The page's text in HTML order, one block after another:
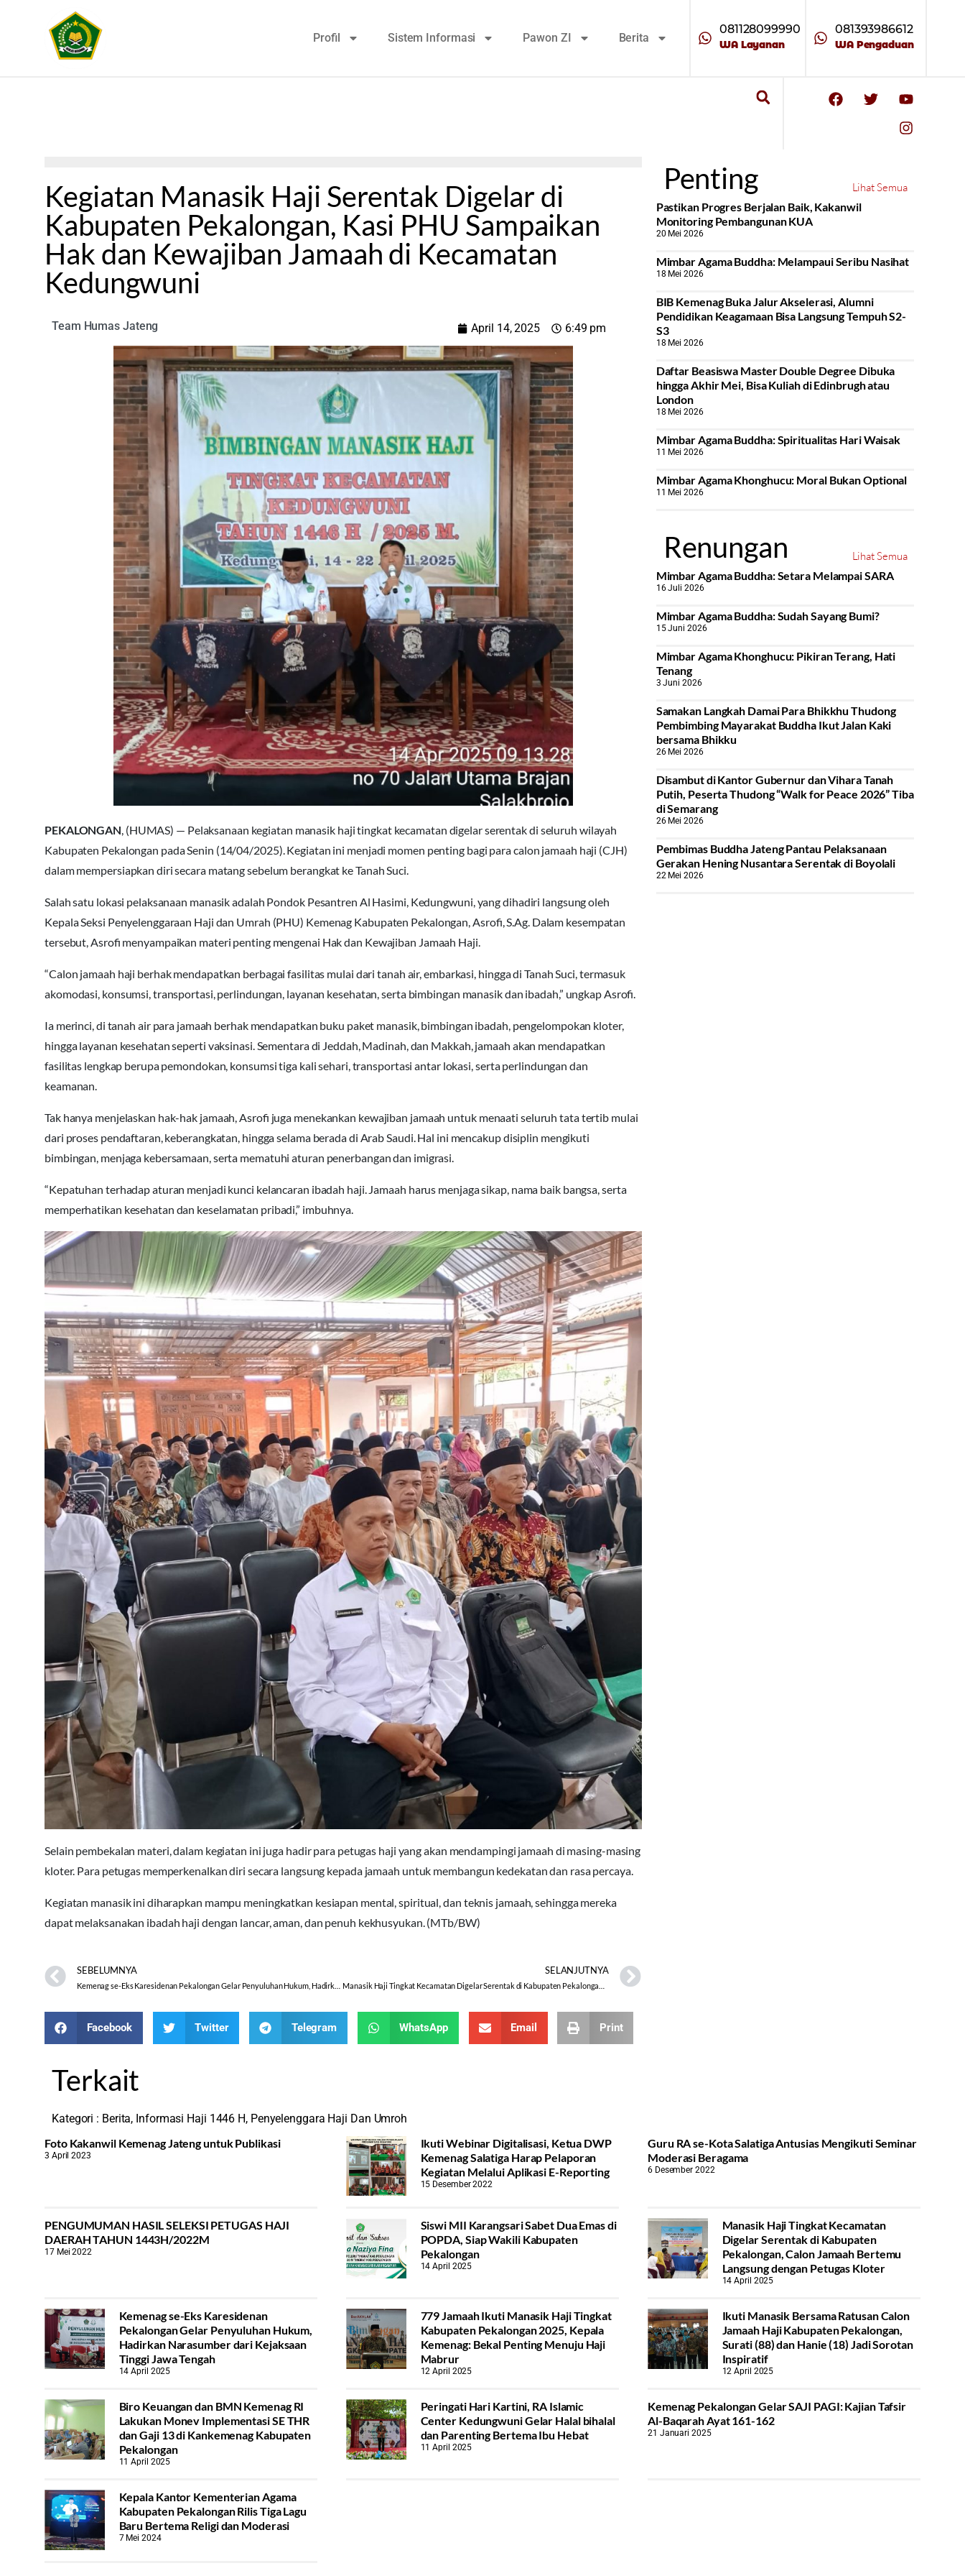
Profil Sistem Informasi Pawon ZI Berita
081128099990
WA Layanan
081393986612
WA Pengaduan
Kegiatan Manasik Haji Serentak Digelar di
Kabupaten Pekalongan, Kasi PHU Sampaikan
Hak dan Kewajiban Jamaah di Kecamatan
Kedungwuni
Team Humas Jateng April 14, 2025 6:49 pm
PEKALONGAN, (HUMAS) — Pelaksanaan kegiatan manasik haji tingkat kecamatan digelar serentak di seluruh wilayah
Kabupaten Pekalongan pada Senin (14/04/2025). Kegiatan ini menjadi momen penting bagi para calon jamaah haji (CJH)
dalam mempersiapkan diri secara matang sebelum berangkat ke Tanah Suci.
Salah satu lokasi pelaksanaan manasik adalah Pondok Pesantren Al Hasimi, Kedungwuni, yang dihadiri langsung oleh
Kepala Seksi Penyelenggaraan Haji dan Umrah (PHU) Kemenag Kabupaten Pekalongan, Asrofi, S.Ag. Dalam kesempatan
tersebut, Asrofi menyampaikan materi penting mengenai Hak dan Kewajiban Jamaah Haji.
“Calon jamaah haji berhak mendapatkan berbagai fasilitas mulai dari tanah air, embarkasi, hingga di Tanah Suci, termasuk
akomodasi, konsumsi, transportasi, perlindungan, layanan kesehatan, serta bimbingan manasik dan ibadah,” ungkap Asrofi.
Ia merinci, di tanah air para jamaah berhak mendapatkan buku paket manasik, bimbingan ibadah, pengelompokan kloter,
hingga layanan kesehatan seperti vaksinasi. Sementara di Jeddah, Madinah, dan Makkah, jamaah akan mendapatkan
fasilitas lengkap berupa pemondokan, konsumsi tiga kali sehari, transportasi antar lokasi, serta perlindungan dan
keamanan.
Tak hanya menjelaskan hak-hak jamaah, Asrofi juga menekankan kewajiban jamaah untuk menaati seluruh tata tertib mulai
dari proses pendaftaran, keberangkatan, hingga selama berada di Arab Saudi. Hal ini mencakup disiplin mengikuti
bimbingan, menjaga kebersamaan, serta mematuhi aturan penerbangan dan imigrasi.
“Kepatuhan terhadap aturan menjadi kunci kelancaran ibadah haji. Jamaah harus menjaga sikap, nama baik bangsa, serta
memperhatikan kesehatan dan keselamatan pribadi,” imbuhnya.
Selain pembekalan materi, dalam kegiatan ini juga hadir para petugas haji yang akan mendampingi jamaah di masing-masing
kloter. Para petugas memperkenalkan diri secara langsung kepada jamaah untuk membangun kedekatan dan rasa percaya.
Kegiatan manasik ini diharapkan mampu meningkatkan kesiapan mental, spiritual, dan teknis jamaah, sehingga mereka
dapat melaksanakan ibadah haji dengan lancar, aman, dan penuh kekhusyukan. (MTb/BW)
SEBELUMNYA SELANJUTNYA
Facebook Twitter Telegram WhatsApp Email Print
Penting
Lihat Semua
Pastikan Progres Berjalan Baik, Kakanwil
Monitoring Pembangunan KUA
20 Mei 2026
Mimbar Agama Buddha: Melampaui Seribu Nasihat
18 Mei 2026
BIB Kemenag Buka Jalur Akselerasi, Alumni
Pendidikan Keagamaan Bisa Langsung Tempuh S2-
S3
18 Mei 2026
Daftar Beasiswa Master Double Degree Dibuka
hingga Akhir Mei, Bisa Kuliah di Edinbrugh atau
London
18 Mei 2026
Mimbar Agama Buddha: Spiritualitas Hari Waisak
11 Mei 2026
Mimbar Agama Khonghucu: Moral Bukan Optional
11 Mei 2026
Renungan
Lihat Semua
Mimbar Agama Buddha: Setara Melampai SARA
16 Juli 2026
Mimbar Agama Buddha: Sudah Sayang Bumi?
15 Juni 2026
Mimbar Agama Khonghucu: Pikiran Terang, Hati
Tenang
3 Juni 2026
Samakan Langkah Damai Para Bhikkhu Thudong
Pembimbing Mayarakat Buddha Ikut Jalan Kaki
bersama Bhikku
26 Mei 2026
Disambut di Kantor Gubernur dan Vihara Tanah
Putih, Peserta Thudong “Walk for Peace 2026” Tiba
di Semarang
26 Mei 2026
‎Pembimas Buddha Jateng Pantau Pelaksanaan
Gerakan Hening Nusantara Serentak di Boyolali
22 Mei 2026
Terkait
Kategori : Berita, Informasi Haji 1446 H, Penyelenggara Haji Dan Umroh
Foto Kakanwil Kemenag Jateng untuk Publikasi
3 April 2023
Ikuti Webinar Digitalisasi, Ketua DWP
Kemenag Salatiga Harap Pelaporan
Kegiatan Melalui Aplikasi E-Reporting
15 Desember 2022
Guru RA se-Kota Salatiga Antusias Mengikuti Seminar
Moderasi Beragama
6 Desember 2022
PENGUMUMAN HASIL SELEKSI PETUGAS HAJI
DAERAH TAHUN 1443H/2022M
17 Mei 2022
Siswi MII Karangsari Sabet Dua Emas di
POPDA, Siap Wakili Kabupaten
Pekalongan
14 April 2025
Manasik Haji Tingkat Kecamatan
Digelar Serentak di Kabupaten
Pekalongan, Calon Jamaah Bertemu
Langsung dengan Petugas Kloter
14 April 2025
Kemenag se-Eks Karesidenan
Pekalongan Gelar Penyuluhan Hukum,
Hadirkan Narasumber dari Kejaksaan
Tinggi Jawa Tengah
14 April 2025
779 Jamaah Ikuti Manasik Haji Tingkat
Kabupaten Pekalongan 2025, Kepala
Kemenag: Bekal Penting Menuju Haji
Mabrur
12 April 2025
Ikuti Manasik Bersama Ratusan Calon
Jamaah Haji Kabupaten Pekalongan,
Surati (88) dan Hanie (18) Jadi Sorotan
Inspiratif
12 April 2025
Biro Keuangan dan BMN Kemenag RI
Lakukan Monev Implementasi SE THR
dan Gaji 13 di Kankemenag Kabupaten
Pekalongan
11 April 2025
Peringati Hari Kartini, RA Islamic
Center Kedungwuni Gelar Halal bihalal
dan Parenting Bertema Ibu Hebat
11 April 2025
Kemenag Pekalongan Gelar SAJI PAGI: Kajian Tafsir
Al-Baqarah Ayat 161-162
21 Januari 2025
Kepala Kantor Kementerian Agama
Kabupaten Pekalongan Rilis Tiga Lagu
Baru Bertema Religi dan Moderasi
7 Mei 2024